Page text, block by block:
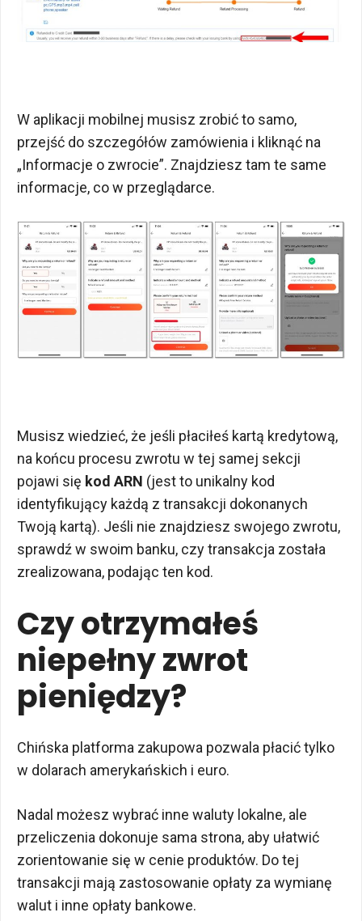
W aplikacji mobilnej musisz zrobić to samo,
przejść do szczegółów zamówienia i kliknąć na
„Informacje o zwrocie”. Znajdziesz tam te same
informacje, co w przeglądarce.
Musisz wiedzieć, że jeśli płaciłeś kartą kredytową,
na końcu procesu zwrotu w tej samej sekcji
pojawi się kod ARN (jest to unikalny kod
identyfikujący każdą z transakcji dokonanych
Twoją kartą). Jeśli nie znajdziesz swojego zwrotu,
sprawdź w swoim banku, czy transakcja została
zrealizowana, podając ten kod.
Czy otrzymałeś
niepełny zwrot
pieniędzy?
Chińska platforma zakupowa pozwala płacić tylko
w dolarach amerykańskich i euro.
Nadal możesz wybrać inne waluty lokalne, ale
przeliczenia dokonuje sama strona, aby ułatwić
zorientowanie się w cenie produktów. Do tej
transakcji mają zastosowanie opłaty za wymianę
walut i inne opłaty bankowe.